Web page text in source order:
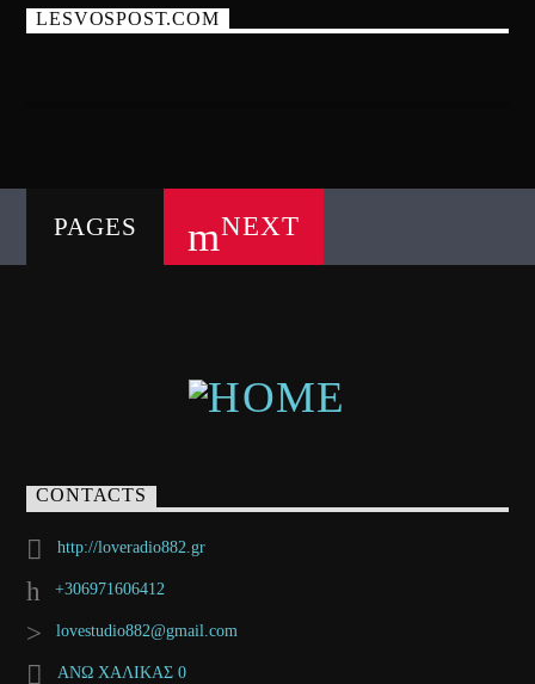
LESVOSPOST.COM
PAGES NEXT
CONTACTS
http://loveradio882.gr
+306971606412
lovestudio882@gmail.com
ΑΝΩ ΧΑΛΙΚΑΣ 0